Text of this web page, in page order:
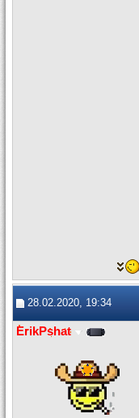
28.02.2020, 19:34
ErikPshat